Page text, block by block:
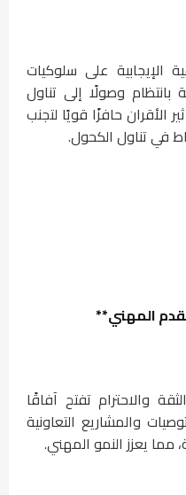
الإيجابية على سلوكيات
وصولًا إلى تناول
حافزًا قويًا لتجنب
في تناول الكحول.
والاحترام تفتح آفاقًا
والمشاريع التعاونية
يعزز النمو المهني.